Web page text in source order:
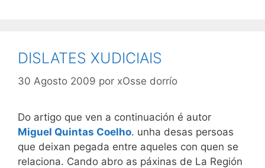
DISLATES XUDICIAIS
30 Agosto 2009 por xOsse dorrío
Do artigo que ven a continuación é autor
Miguel Quintas Coelho. unha desas persoas
que deixan pegada entre aqueles con quen se
relaciona. Cando abro as páxinas de La Región